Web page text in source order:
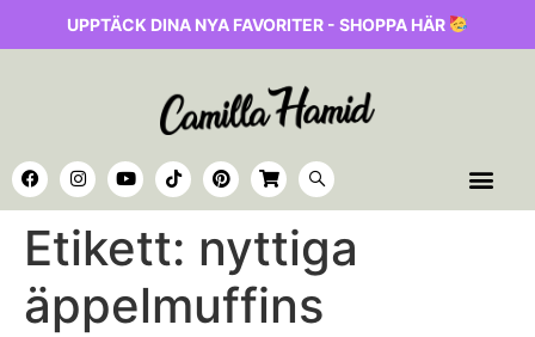
UPPTÄCK DINA NYA FAVORITER - SHOPPA HÄR
Etikett: nyttiga
äppelmuffins